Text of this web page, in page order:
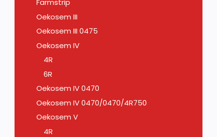
Farmstrip
Oekosem III
Oekosem III 0475
Oekosem IV
4R
6R
Oekosem IV 0470
Oekosem IV 0470/0470/4R750
Oekosem V
4R